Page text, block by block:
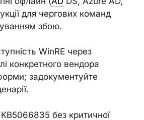
для чергових команд
збою.
WinRE через
конкретного вендора
задокументуйте
без критичної